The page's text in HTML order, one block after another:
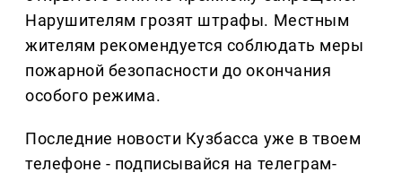
Нарушителям грозят штрафы. Местным
жителям рекомендуется соблюдать меры
пожарной безопасности до окончания
особого режима.
Последние новости Кузбасса уже в твоем
телефоне - подписывайся на телеграм-